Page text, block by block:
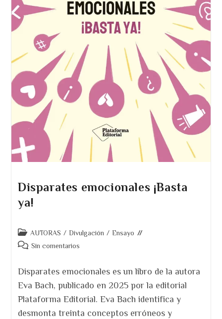
Disparates emocionales ¡Basta
ya!
Categoría
de
AUTORAS / Divulgación / Ensayo
Comentarios
entrada:
Sin comentarios
Disparates emocionales es un libro de la autora
Eva Bach, publicado en 2025 por la editorial
Plataforma Editorial. Eva Bach identifica y
desmonta treinta conceptos erróneos y